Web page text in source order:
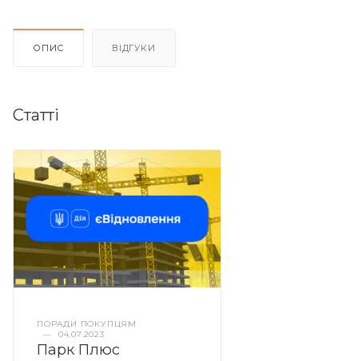
ОПИС ВІДГУКИ
Статті
ПОРАДИ ПОКУПЦЯМ
—
04.07.2023
Парк Плюс